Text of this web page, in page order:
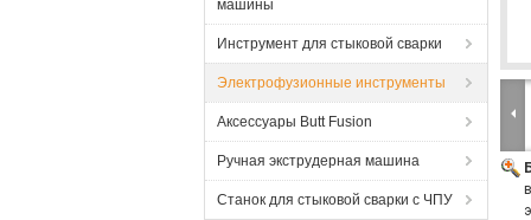
машины
Инструмент для стыковой сварки
Электрофузионные инструменты
Аксессуары Butt Fusion
Ручная экструдерная машина
Станок для стыковой сварки с ЧПУ